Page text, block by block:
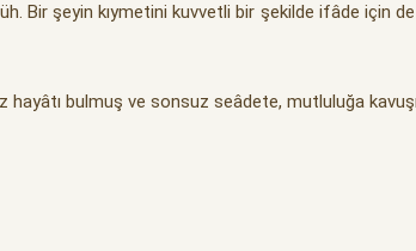
Bir şeyin kıymetini kuvvetli bir şekilde ifâde için de
hayâtı bulmuş ve sonsuz seâdete, mutluluğa